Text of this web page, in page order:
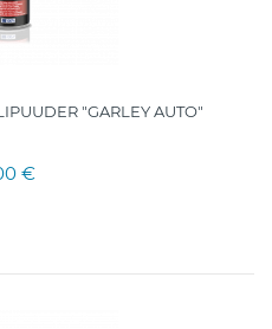
"GARLEY AUTO"
€